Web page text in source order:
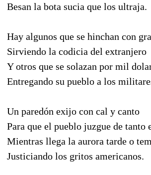
Besan la bota sucia que los ultraja.
Hay algunos que se hinchan con
Sirviendo la codicia del extranjero
Y otros que se solazan por mil
Entregando su pueblo a los
Un paredón exijo con cal y canto
Para que el pueblo juzgue de tanto
Mientras llega la aurora tarde o
Justiciando los gritos americanos.